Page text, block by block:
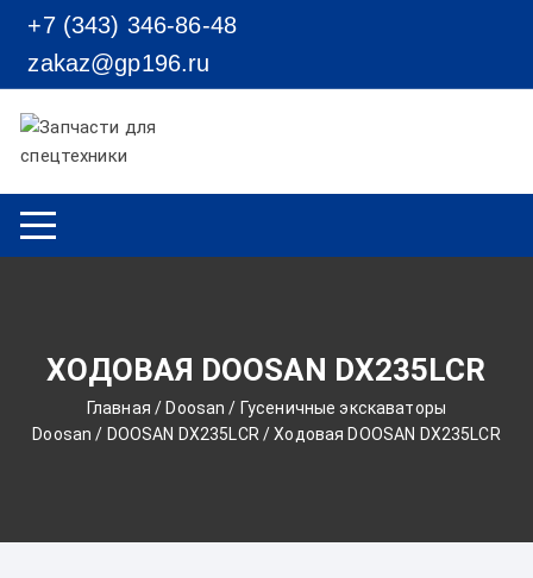
Перейти к содержимому
+7 (343) 346-86-48
zakaz@gp196.ru
ХОДОВАЯ DOOSAN DX235LCR
Главная / Doosan / Гусеничные экскаваторы
Doosan / DOOSAN DX235LCR / Ходовая DOOSAN DX235LCR